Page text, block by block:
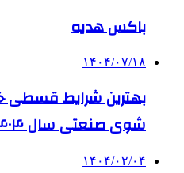
باکس هدیه
۱۴۰۴/۰۷/۱۸
بهترین شرایط قسطی
شوی صنعتی سال ۱۴۰۴
۱۴۰۴/۰۲/۰۴